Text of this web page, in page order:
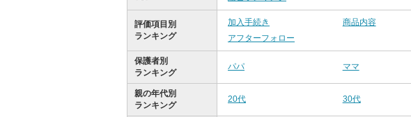
評価項目別
ランキング
加入手続き 商品内容
アフターフォロー
保護者別
ランキング
パパ ママ
親の年代別
ランキング
20代 30代